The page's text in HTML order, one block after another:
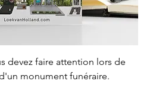
devez faire attention lors de
monument funéraire.